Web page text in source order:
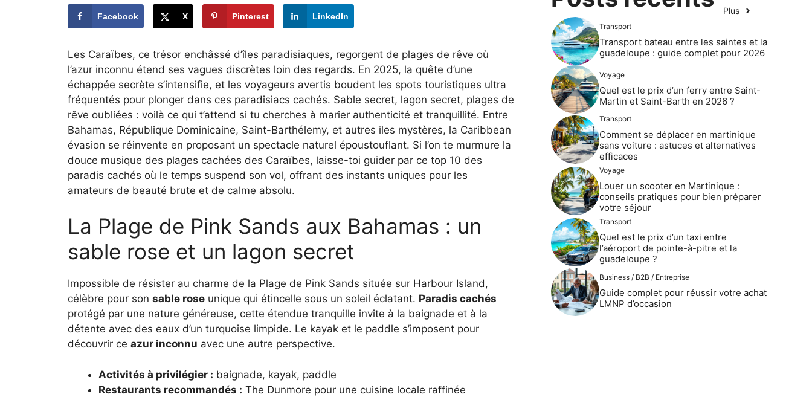
Facebook X Pinterest LinkedIn
Les Caraïbes, ce trésor enchâssé d’îles paradisiaques, regorgent de plages de rêve où
l’azur inconnu étend ses vagues discrètes loin des regards. En 2025, la quête d’une
échappée secrète s’intensifie, et les voyageurs avertis boudent les spots touristiques ultra
fréquentés pour plonger dans ces paradisiacs cachés. Sable secret, lagon secret, plages de
rêve oubliées : voilà ce qui t’attend si tu cherches à marier authenticité et tranquillité. Entre
Bahamas, République Dominicaine, Saint-Barthélemy, et autres îles mystères, la Caribbean
évasion se réinvente en proposant un spectacle naturel époustouflant. Si l’on te murmure la
douce musique des plages cachées des Caraïbes, laisse-toi guider par ce top 10 des
paradis cachés où le temps suspend son vol, offrant des instants uniques pour les
amateurs de beauté brute et de calme absolu.
La Plage de Pink Sands aux Bahamas : un
sable rose et un lagon secret
Impossible de résister au charme de la Plage de Pink Sands située sur Harbour Island,
célèbre pour son sable rose unique qui étincelle sous un soleil éclatant. Paradis cachés
protégé par une nature généreuse, cette étendue tranquille invite à la baignade et à la
détente avec des eaux d’un turquoise limpide. Le kayak et le paddle s’imposent pour
découvrir ce azur inconnu avec une autre perspective.
Activités à privilégier : baignade, kayak, paddle
Restaurants recommandés : The Dunmore pour une cuisine locale raffinée
Plus
Transport
Transport bateau entre les saintes et la
guadeloupe : guide complet pour 2026
Voyage
Quel est le prix d’un ferry entre Saint-
Martin et Saint-Barth en 2026 ?
Transport
Comment se déplacer en martinique
sans voiture : astuces et alternatives
efficaces
Voyage
Louer un scooter en Martinique :
conseils pratiques pour bien préparer
votre séjour
Transport
Quel est le prix d’un taxi entre
l’aéroport de pointe-à-pitre et la
guadeloupe ?
Business / B2B / Entreprise
Guide complet pour réussir votre achat
LMNP d’occasion